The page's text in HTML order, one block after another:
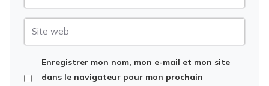
Enregistrer mon nom, mon e-mail et mon site
dans le navigateur pour mon prochain